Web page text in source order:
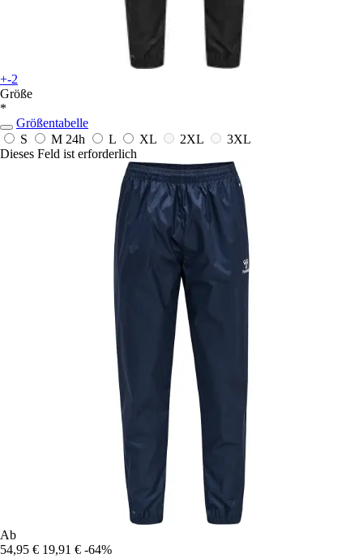
+-2
Größe
*
Größentabelle
S
M 24h L XL 2XL
3XL
Dieses Feld ist erforderlich
Ab
54,95 € 19,91 € -64%